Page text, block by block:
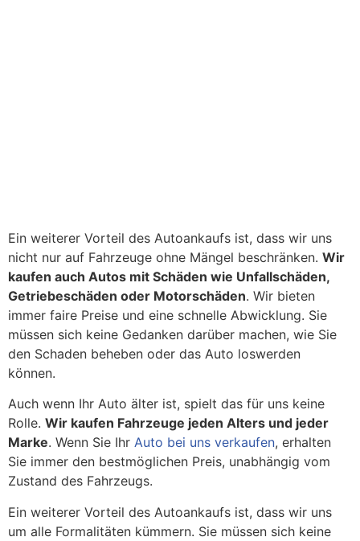
Ein weiterer Vorteil des Autoankaufs ist, dass wir uns
nicht nur auf Fahrzeuge ohne Mängel beschränken. Wir
kaufen auch Autos mit Schäden wie Unfallschäden,
Getriebeschäden oder Motorschäden. Wir bieten
immer faire Preise und eine schnelle Abwicklung. Sie
müssen sich keine Gedanken darüber machen, wie Sie
den Schaden beheben oder das Auto loswerden
können.
Auch wenn Ihr Auto älter ist, spielt das für uns keine
Rolle. Wir kaufen Fahrzeuge jeden Alters und jeder
Marke. Wenn Sie Ihr Auto bei uns verkaufen, erhalten
Sie immer den bestmöglichen Preis, unabhängig vom
Zustand des Fahrzeugs.
Ein weiterer Vorteil des Autoankaufs ist, dass wir uns
um alle Formalitäten kümmern. Sie müssen sich keine